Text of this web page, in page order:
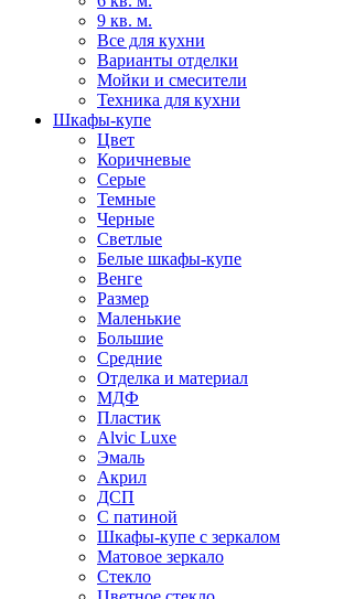
9 кв. м.
Все для кухни
Варианты отделки
Мойки и смесители
Техника для кухни
Шкафы-купе
Цвет
Коричневые
Серые
Темные
Черные
Светлые
Белые шкафы-купе
Венге
Размер
Маленькие
Большие
Средние
Отделка и материал
МДФ
Пластик
Alvic Luxe
Эмаль
Акрил
ДСП
С патиной
Шкафы-купе с зеркалом
Матовое зеркало
Стекло